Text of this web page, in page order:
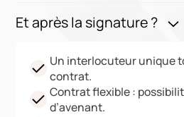
Et après la signature ?
Un interlocuteur unique
contrat.
Contrat flexible :
d’avenant.